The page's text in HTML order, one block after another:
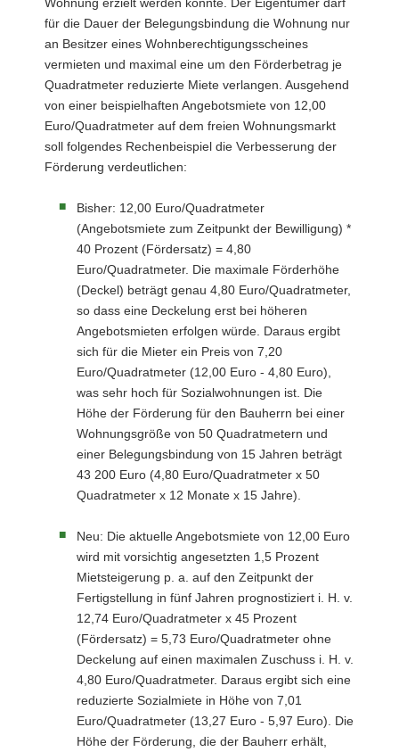
für die Dauer der Belegungsbindung die Wohnung nur
an Besitzer eines Wohnberechtigungsscheines
vermieten und maximal eine um den Förderbetrag je
Quadratmeter reduzierte Miete verlangen. Ausgehend
von einer beispielhaften Angebotsmiete von 12,00
Euro/Quadratmeter auf dem freien Wohnungsmarkt
soll folgendes Rechenbeispiel die Verbesserung der
Förderung verdeutlichen:
Bisher: 12,00 Euro/Quadratmeter
(Angebotsmiete zum Zeitpunkt der Bewilligung) *
40 Prozent (Fördersatz) = 4,80
Euro/Quadratmeter. Die maximale Förderhöhe
(Deckel) beträgt genau 4,80 Euro/Quadratmeter,
so dass eine Deckelung erst bei höheren
Angebotsmieten erfolgen würde. Daraus ergibt
sich für die Mieter ein Preis von 7,20
Euro/Quadratmeter (12,00 Euro - 4,80 Euro),
was sehr hoch für Sozialwohnungen ist. Die
Höhe der Förderung für den Bauherrn bei einer
Wohnungsgröße von 50 Quadratmetern und
einer Belegungsbindung von 15 Jahren beträgt
43 200 Euro (4,80 Euro/Quadratmeter x 50
Quadratmeter x 12 Monate x 15 Jahre).
Neu: Die aktuelle Angebotsmiete von 12,00 Euro
wird mit vorsichtig angesetzten 1,5 Prozent
Mietsteigerung p. a. auf den Zeitpunkt der
Fertigstellung in fünf Jahren prognostiziert i. H. v.
12,74 Euro/Quadratmeter x 45 Prozent
(Fördersatz) = 5,73 Euro/Quadratmeter ohne
Deckelung auf einen maximalen Zuschuss i. H. v.
4,80 Euro/Quadratmeter. Daraus ergibt sich eine
reduzierte Sozialmiete in Höhe von 7,01
Euro/Quadratmeter (13,27 Euro - 5,97 Euro). Die
Höhe der Förderung, die der Bauherr erhält,